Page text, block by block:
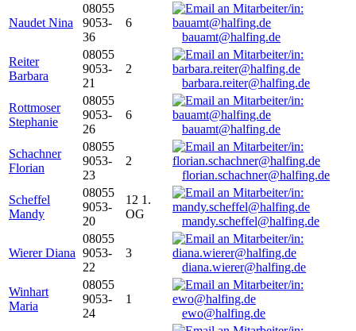
Naudet Nina
08055
9053-
36
6
bauamt@halfing.de
Reiter
Barbara
08055
9053-
21
2
barbara.reiter@halfing.de
Rottmoser
Stephanie
08055
9053-
26
6
bauamt@halfing.de
Schachner
Florian
08055
9053-
23
2
florian.schachner@halfing.de
Scheffel
Mandy
08055
9053-
20
12 1.
OG
mandy.scheffel@halfing.de
Wierer Diana
08055
9053-
22
3
diana.wierer@halfing.de
Winhart
Maria
08055
9053-
24
1
ewo@halfing.de